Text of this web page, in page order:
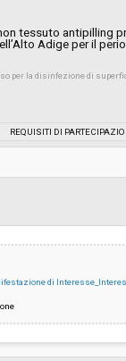
tessuto antipilling
Adige per il
la disinfezione di
REQUISITI DI
di